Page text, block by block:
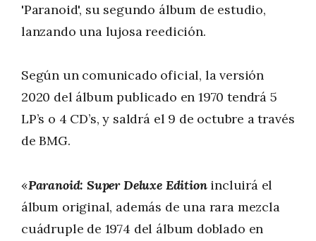
'Paranoid', su segundo álbum de estudio,
lanzando una lujosa reedición.
Según un comunicado oficial, la versión
2020 del álbum publicado en 1970 tendrá 5
LP’s o 4 CD’s, y saldrá el 9 de octubre a través
de BMG.
«Paranoid: Super Deluxe Editionincluirá el
álbum original, además de una rara mezcla
cuádruple de 1974 del álbum doblado en